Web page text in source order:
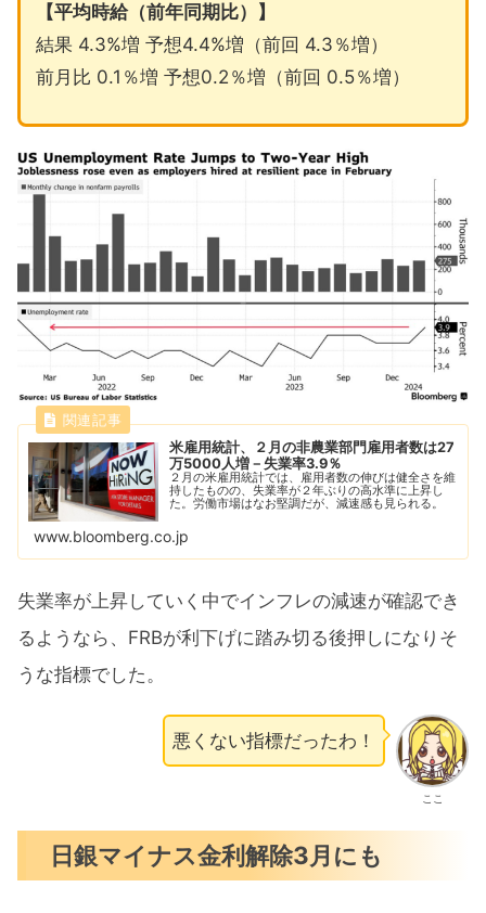
【平均時給（前年同期比）】
結果 4.3%増 予想4.4%増（前回 4.3％増）
前月比 0.1％増 予想0.2％増（前回 0.5％増）
米雇用統計、２月の非農業部門雇用者数は27
万5000人増－失業率3.9％
２月の米雇用統計では、雇用者数の伸びは健全さを維
持したものの、失業率が２年ぶりの高水準に上昇し
た。労働市場はなお堅調だが、減速感も見られる。
www.bloomberg.co.jp
失業率が上昇していく中でインフレの減速が確認でき
るようなら、FRBが利下げに踏み切る後押しになりそ
うな指標でした。
ここ
悪くない指標だったわ！
日銀マイナス金利解除3月にも